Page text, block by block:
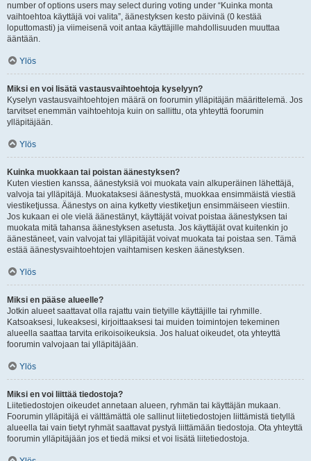
number of options users may select during voting under “Kuinka monta
vaihtoehtoa käyttäjä voi valita”, äänestyksen kesto päivinä (0 kestää
loputtomasti) ja viimeisenä voit antaa käyttäjille mahdollisuuden muuttaa
ääntään.
Ylös
Miksi en voi lisätä vastausvaihtoehtoja kyselyyn?
Kyselyn vastausvaihtoehtojen määrä on foorumin ylläpitäjän määrittelemä. Jos
tarvitset enemmän vaihtoehtoja kuin on sallittu, ota yhteyttä foorumin
ylläpitäjään.
Ylös
Kuinka muokkaan tai poistan äänestyksen?
Kuten viestien kanssa, äänestyksiä voi muokata vain alkuperäinen lähettäjä,
valvoja tai ylläpitäjä. Muokataksesi äänestystä, muokkaa ensimmäistä viestiä
viestiketjussa. Äänestys on aina kytketty viestiketjun ensimmäiseen viestiin.
Jos kukaan ei ole vielä äänestänyt, käyttäjät voivat poistaa äänestyksen tai
muokata mitä tahansa äänestyksen asetusta. Jos käyttäjät ovat kuitenkin jo
äänestäneet, vain valvojat tai ylläpitäjät voivat muokata tai poistaa sen. Tämä
estää äänestysvaihtoehtojen vaihtamisen kesken äänestyksen.
Ylös
Miksi en pääse alueelle?
Jotkin alueet saattavat olla rajattu vain tietyille käyttäjille tai ryhmille.
Katsoaksesi, lukeaksesi, kirjoittaaksesi tai muiden toimintojen tekeminen
alueella saattaa tarvita erikoisoikeuksia. Jos haluat oikeudet, ota yhteyttä
foorumin valvojaan tai ylläpitäjään.
Ylös
Miksi en voi liittää tiedostoja?
Liitetiedostojen oikeudet annetaan alueen, ryhmän tai käyttäjän mukaan.
Foorumin ylläpitäjä ei välttämättä ole sallinut liitetiedostojen liittämistä tietyllä
alueella tai vain tietyt ryhmät saattavat pystyä liittämään tiedostoja. Ota yhteyttä
foorumin ylläpitäjään jos et tiedä miksi et voi lisätä liitetiedostoja.